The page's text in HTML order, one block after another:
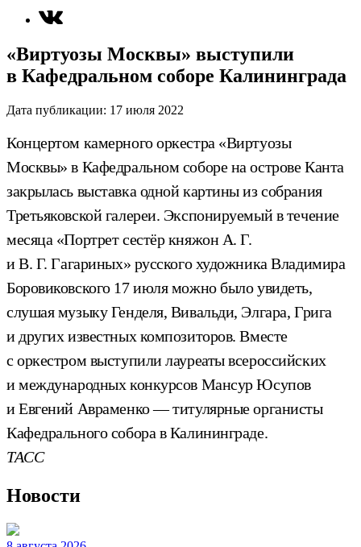
«Виртуозы Москвы» выступили
в Кафедральном соборе Калининграда
Дата публикации: 17 июля 2022
Концертом камерного оркестра «Виртуозы
Москвы» в Кафедральном соборе на острове Канта
закрылась выставка одной картины из собрания
Третьяковской галереи. Экспонируемый в течение
месяца «Портрет сестёр княжон А. Г.
и В. Г. Гагариных» русского художника Владимира
Боровиковского 17 июля можно было увидеть,
слушая музыку Генделя, Вивальди, Элгара, Грига
и других известных композиторов. Вместе
с оркестром выступили лауреаты всероссийских
и международных конкурсов Мансур Юсупов
и Евгений Авраменко — титулярные органисты
Кафедрального собора в Калининграде.
ТАСС
Новости